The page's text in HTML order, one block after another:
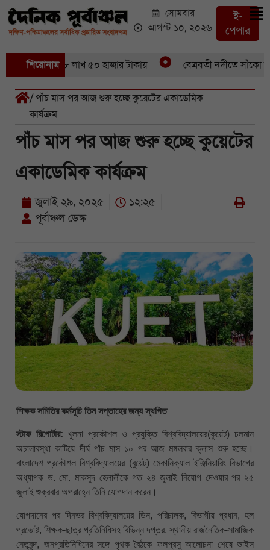
সোমবার
আগস্ট ১০, ২০২৬
ই-
পেপার
শিরোনাম৪৮ লাখ ৫০ হাজার টাকায় বেত্রবতী নদীতে সাঁকো
/ পাঁচ মাস পর আজ শুরু হচ্ছে কুয়েটের একাডেমিক
কার্যক্রম
পাঁচ মাস পর আজ শুরু হচ্ছে কুয়েটের
একাডেমিক কার্যক্রম
জুলাই ২৯, ২০২৫
১২:২৫
পূর্বাঞ্চল ডেস্ক
শিক্ষক সমিতির কর্মসূচি তিন সপ্তাহের জন্য স্থগিত
স্টাফ রিপোর্টার: খুলনা প্রকৌশল ও প্রযুক্তি বিশ্ববিদ্যালয়ের(কুয়েট) চলমান
অচালাবস্থা কাটিয়ে দীর্ঘ পাঁচ মাস ১০ পর আজ মঙ্গলবার ক্লাস শুরু হচ্ছে।
বাংলাদেশ প্রকৌশল বিশ্ববিদ্যালয়ের (বুয়েট) মেকানিক্যাল ইঞ্জিনিয়ারিং বিভাগের
অধ্যাপক ড. মো. মাকসুদ হেলালীকে গত ২৪ জুলাই নিয়োগ দেওয়ার পর ২৫
জুলাই শুক্রবার অপরাহ্নে তিনি যোগদান করেন।
যোগদানের পর দিনভর বিশ্ববিদ্যালয়ের ডিন, পরিচালক, বিভাগীয় প্রধান, হল
প্রভোষ্ট, শিক্ষক-ছাত্র প্রতিনিধিসহ বিভিন্ন দপ্তর, স্থানীয় রাজনৈতিক-সামাজিক
নেতৃবৃন্দ, জনপ্রতিনিধিদের সঙ্গে পৃথক বৈঠকে ফলপ্রসু আলোচনা শেষে ভাইস